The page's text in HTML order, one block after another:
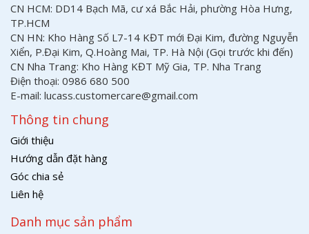
CN HCM: DD14 Bạch Mã, cư xá Bắc Hải, phường Hòa Hưng,
TP.HCM
CN HN: Kho Hàng Số L7-14 KĐT mới Đại Kim, đường Nguyễn
Xiển, P.Đại Kim, Q.Hoàng Mai, TP. Hà Nội (Gọi trước khi đến)
CN Nha Trang: Kho Hàng KĐT Mỹ Gia, TP. Nha Trang
Điện thoại: 0986 680 500
E-mail: lucass.customercare@gmail.com
Thông tin chung
Giới thiệu
Hướng dẫn đặt hàng
Góc chia sẻ
Liên hệ
Danh mục sản phẩm